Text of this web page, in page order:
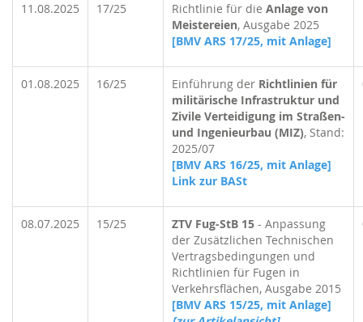
11.08.2025 17/25 Richtlinie für die Anlage von
Meistereien, Ausgabe 2025
[BMV ARS 17/25, mit Anlage]
01.08.2025 16/25 Einführung der Richtlinien für
militärische Infrastruktur und
Zivile Verteidigung im Straßen-
und Ingenieurbau (MIZ), Stand:
2025/07
[BMV ARS 16/25, mit Anlage]
Link zur BASt
08.07.2025 15/25 ZTV Fug-StB 15 - Anpassung
der Zusätzlichen Technischen
Vertragsbedingungen und
Richtlinien für Fugen in
Verkehrsflächen, Ausgabe 2015
[BMV ARS 15/25, mit Anlage]